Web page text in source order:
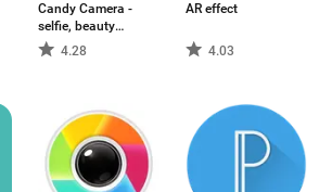
Candy Camera -
selfie, beauty
camera, photo
editor
4.28
AR effect
4.03